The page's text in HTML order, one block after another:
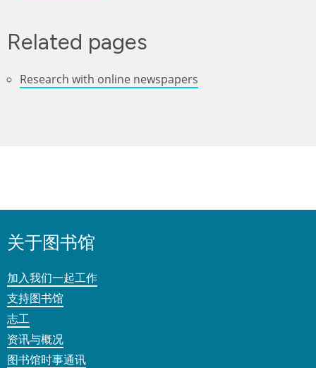
Related pages
Research with online newspapers
关于图书馆
加入我们一起工作
支持图书馆
志工
资讯与概况
图书馆时事通讯